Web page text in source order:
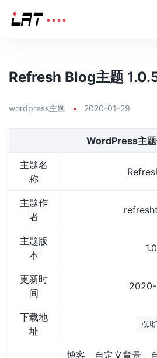
Refresh Blog主题
wordpress主题 • 2020-01-29
WordPress主
主题名
称
主题作
者
主题版
本
更新时
间
下载地
址
点
博客、自定义背景、